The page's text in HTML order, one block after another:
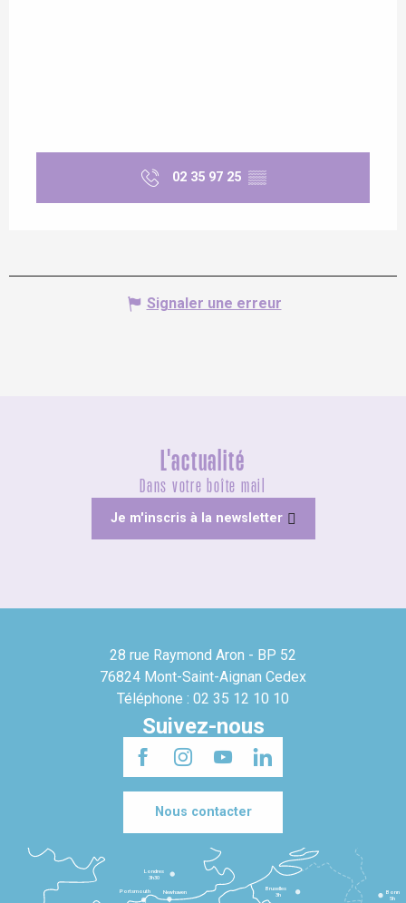
02 35 97 25 ▒▒
Signaler une erreur
L'actualité
Dans votre boîte mail
Je m'inscris à la newsletter
28 rue Raymond Aron - BP 52
76824 Mont-Saint-Aignan Cedex
Téléphone : 02 35 12 10 10
Suivez-nous
Nous contacter
Bruxelles
3h
Londres
3h30
Newhaven
Portsmouth
Bonn
5h